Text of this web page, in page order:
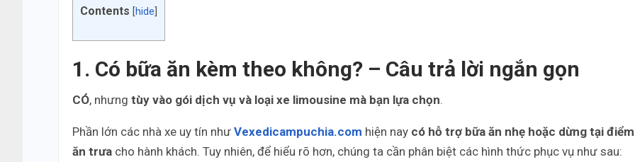
Contents hide
1. Có bữa ăn kèm theo không? – Câu trả lời ngắn gọn
CÓ, nhưng tùy vào gói dịch vụ và loại xe limousine mà bạn lựa chọn.
Phần lớn các nhà xe uy tín như Vexedicampuchia.com hiện nay có hỗ trợ bữa ăn nhẹ hoặc dừng tại điểm
ăn trưa cho hành khách. Tuy nhiên, để hiểu rõ hơn, chúng ta cần phân biệt các hình thức phục vụ như sau: